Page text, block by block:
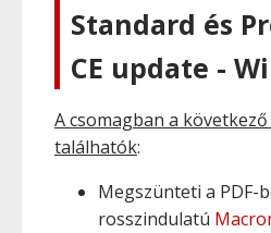
Standard és
CE update -
A csomagban a
találhatók:
Megszünteti a PDF-
rosszindulatú